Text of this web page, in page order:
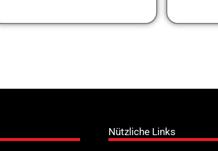
Nützliche Links